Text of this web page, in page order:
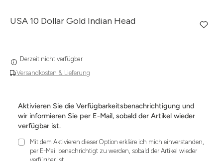
USA 10 Dollar Gold Indian Head
Versandkosten & Lieferung
Derzeit nicht verfügbar
Aktivieren Sie die Verfügbarkeitsbenachrichtigung und
wir informieren Sie per E-Mail, sobald der Artikel wieder
verfügbar ist.
Mit dem Aktivieren dieser Option erkläre ich mich einverstanden,
per E-Mail benachrichtigt zu werden, sobald der Artikel wieder